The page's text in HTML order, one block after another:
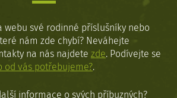
webu své rodinné příslušníky nebo
nám zde chybí? Neváhejte
na nás najdete zde. Podívejte se
od vás potřebujeme?.
informace o svých příbuzných?